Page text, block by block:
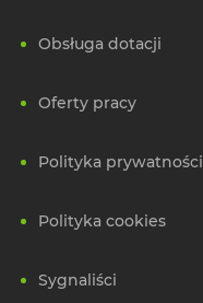
Obsługa dotacji
Oferty pracy
Polityka prywatności
Polityka cookies
Sygnaliści